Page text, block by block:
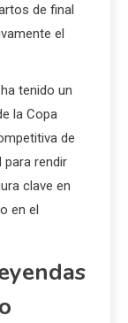
de final
el
tenido un
la Copa
de
para rendir
clave en
en el